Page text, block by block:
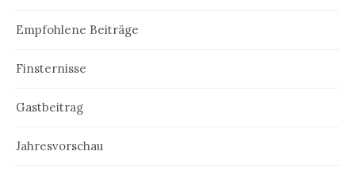
Empfohlene Beiträge
Finsternisse
Gastbeitrag
Jahresvorschau